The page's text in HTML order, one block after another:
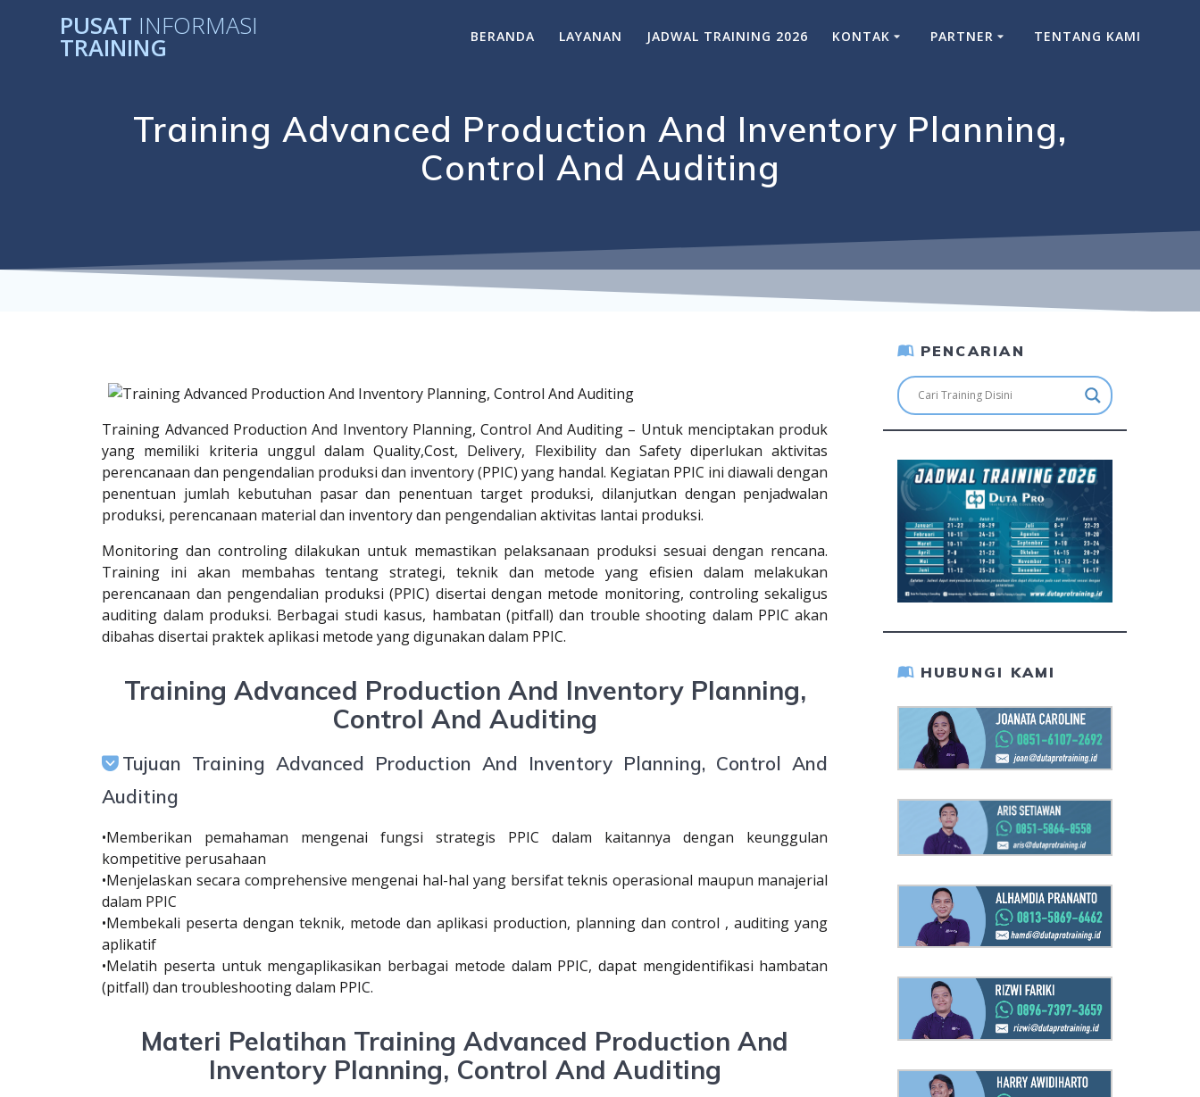
PUSAT INFORMASI
TRAINING BERANDA LAYANAN JADWAL TRAINING 2026 KONTAK PARTNER TENTANG KAMI
Training Advanced Production And Inventory Planning,
Control And Auditing
Training Advanced Production And Inventory Planning, Control And Auditing – Untuk menciptakan produk
yang memiliki kriteria unggul dalam Quality,Cost, Delivery, Flexibility dan Safety diperlukan aktivitas
perencanaan dan pengendalian produksi dan inventory (PPIC) yang handal. Kegiatan PPIC ini diawali dengan
penentuan jumlah kebutuhan pasar dan penentuan target produksi, dilanjutkan dengan penjadwalan
produksi, perencanaan material dan inventory dan pengendalian aktivitas lantai produksi.
Monitoring dan controling dilakukan untuk memastikan pelaksanaan produksi sesuai dengan rencana.
Training ini akan membahas tentang strategi, teknik dan metode yang efisien dalam melakukan
perencanaan dan pengendalian produksi (PPIC) disertai dengan metode monitoring, controling sekaligus
auditing dalam produksi. Berbagai studi kasus, hambatan (pitfall) dan trouble shooting dalam PPIC akan
dibahas disertai praktek aplikasi metode yang digunakan dalam PPIC.
Training Advanced Production And Inventory Planning,
Control And Auditing
Tujuan Training Advanced Production And Inventory Planning, Control And
Auditing
•Memberikan pemahaman mengenai fungsi strategis PPIC dalam kaitannya dengan keunggulan
kompetitive perusahaan
•Menjelaskan secara comprehensive mengenai hal-hal yang bersifat teknis operasional maupun manajerial
dalam PPIC
•Membekali peserta dengan teknik, metode dan aplikasi production, planning dan control , auditing yang
aplikatif
•Melatih peserta untuk mengaplikasikan berbagai metode dalam PPIC, dapat mengidentifikasi hambatan
(pitfall) dan troubleshooting dalam PPIC.
Materi Pelatihan Training Advanced Production And
Inventory Planning, Control And Auditing
PENCARIAN
HUBUNGI KAMI